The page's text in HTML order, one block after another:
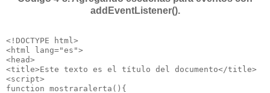
addEventListener().
<!DOCTYPE html>
<html lang="es">
<head>
<title>Este texto es el título del documento</title>
<script>
function mostraralerta(){